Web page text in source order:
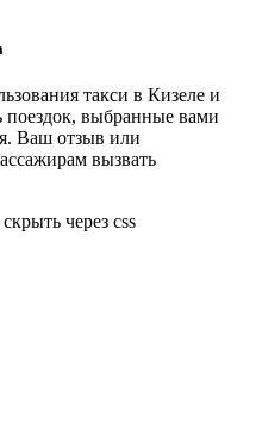
такси в Кизеле и
поездок, выбранные вами
Ваш отзыв или
вызвать
через css